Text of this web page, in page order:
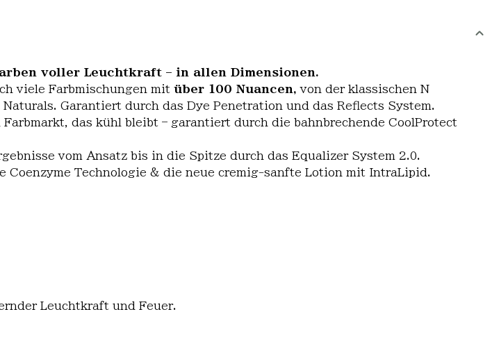
voller Leuchtkraft – in allen Dimensionen.
viele Farbmischungen mit über 100 Nuancen, von der klassischen N
Garantiert durch das Dye Penetration und das Reflects System.
das kühl bleibt – garantiert durch die bahnbrechende CoolProtect
vom Ansatz bis in die Spitze durch das Equalizer System 2.0.
Technologie & die neue cremig-sanfte Lotion mit IntraLipid.
Leuchtkraft und Feuer.